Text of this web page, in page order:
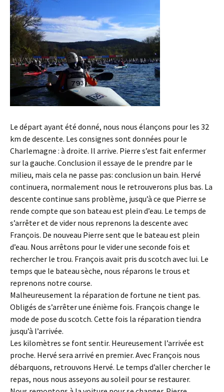
Le départ ayant été donné, nous nous élançons pour les 32
km de descente. Les consignes sont données pour le
Charlemagne : à droite. Il arrive. Pierre s’est fait enfermer
sur la gauche. Conclusion il essaye de le prendre par le
milieu, mais cela ne passe pas: conclusion un bain. Hervé
continuera, normalement nous le retrouverons plus bas. La
descente continue sans problème, jusqu’à ce que Pierre se
rende compte que son bateau est plein d’eau. Le temps de
s’arrêter et de vider nous reprenons la descente avec
François. De nouveau Pierre sent que le bateau est plein
d’eau. Nous arrêtons pour le vider une seconde fois et
rechercher le trou. François avait pris du scotch avec lui. Le
temps que le bateau sèche, nous réparons le trous et
reprenons notre course.
Malheureusement la réparation de fortune ne tient pas.
Obligés de s’arrêter une énième fois. François change le
mode de pose du scotch. Cette fois la réparation tiendra
jusqu’à l’arrivée.
Les kilomètres se font sentir. Heureusement l’arrivée est
proche. Hervé sera arrivé en premier. Avec François nous
débarquons, retrouvons Hervé. Le temps d’aller chercher le
repas, nous nous asseyons au soleil pour se restaurer.